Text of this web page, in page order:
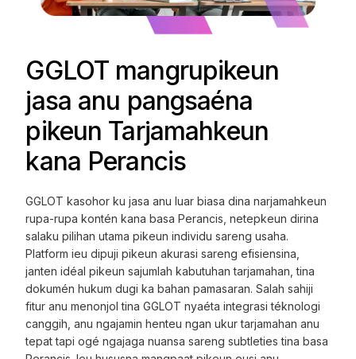
GGLOT mangrupikeun
jasa anu pangsaéna
pikeun Tarjamahkeun
kana Perancis
GGLOT kasohor ku jasa anu luar biasa dina narjamahkeun
rupa-rupa kontén kana basa Perancis, netepkeun dirina
salaku pilihan utama pikeun individu sareng usaha.
Platform ieu dipuji pikeun akurasi sareng efisiensina,
janten idéal pikeun sajumlah kabutuhan tarjamahan, tina
dokumén hukum dugi ka bahan pamasaran. Salah sahiji
fitur anu menonjol tina GGLOT nyaéta integrasi téknologi
canggih, anu ngajamin henteu ngan ukur tarjamahan anu
tepat tapi ogé ngajaga nuansa sareng subtleties tina basa